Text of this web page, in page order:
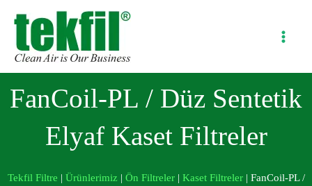
atla
FanCoil-PL / Düz Sentetik
Elyaf Kaset Filtreler
Tekfil Filtre | Ürünlerimiz | Ön Filtreler| Kaset Filtreler| FanCoil-PL /